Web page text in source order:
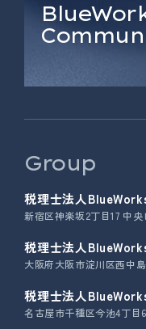
Group
税理士法人
新宿区神楽坂2丁目17 中央
税理士法人
大阪府大阪市淀川区西中
税理士法人
名古屋市千種区今池4丁目